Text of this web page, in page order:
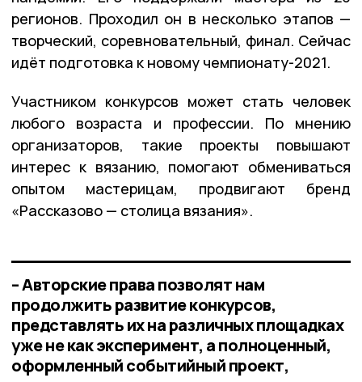
регионов. Проходил он в несколько этапов —
творческий, соревновательный, финал. Сейчас
идёт подготовка к новому чемпионату-2021.
Участником конкурсов может стать человек
любого возраста и профессии. По мнению
организаторов, такие проекты повышают
интерес к вязанию, помогают обмениваться
опытом мастерицам, продвигают бренд
«Рассказово — столица вязания».
– Авторские права позволят нам
продолжить развитие конкурсов,
представлять их на различных площадках
уже не как эксперимент, а полноценный,
оформленный событийный проект,